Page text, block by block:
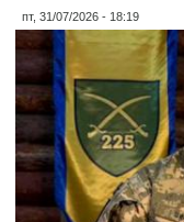
пт, 31/07/2026 - 18:19